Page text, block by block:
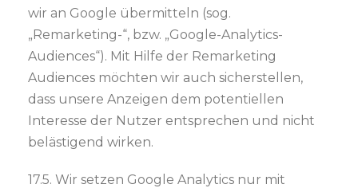
wir an Google übermitteln (sog.
„Remarketing-“, bzw. „Google-Analytics-
Audiences“). Mit Hilfe der Remarketing
Audiences möchten wir auch sicherstellen,
dass unsere Anzeigen dem potentiellen
Interesse der Nutzer entsprechen und nicht
belästigend wirken.
17.5. Wir setzen Google Analytics nur mit